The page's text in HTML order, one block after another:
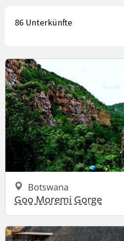
86 Unterkünfte
Botswana
Goo Moremi Gorge